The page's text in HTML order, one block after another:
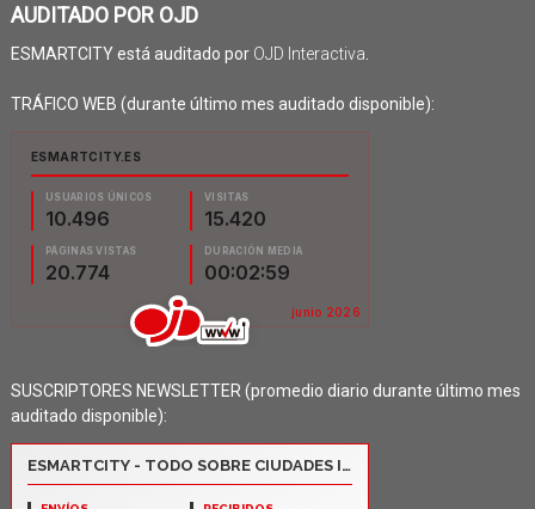
AUDITADO POR OJD
ESMARTCITY está auditado por OJD Interactiva
TRÁFICO WEB (durante último mes auditado disponible):
SUSCRIPTORES NEWSLETTER (promedio diario durante último mes
auditado disponible):